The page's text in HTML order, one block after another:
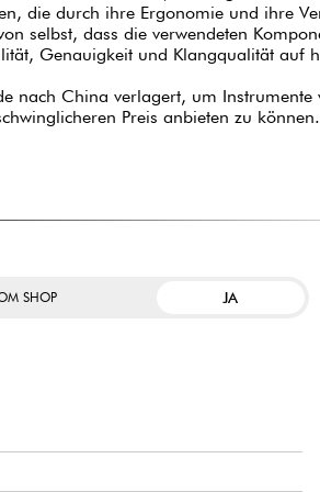
die durch ihre Ergonomie und ihre
selbst, dass die verwendeten
Genauigkeit und Klangqualität auf
nach China verlagert, um Instrumente
Preis anbieten zu können.
SHOP JA